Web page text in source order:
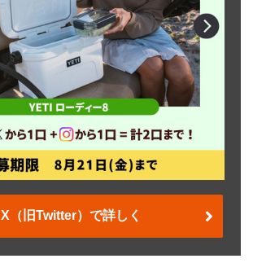
X（旧Twitter）で詳しく